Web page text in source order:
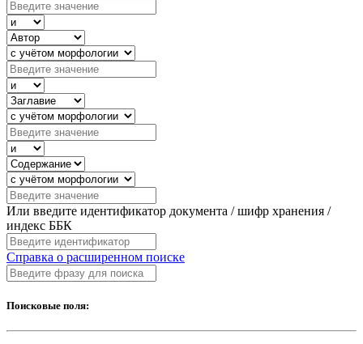
Или введите идентификатор документа / шифр хранения /
индекс ББК
Справка о расширенном поиске
Поисковые поля: